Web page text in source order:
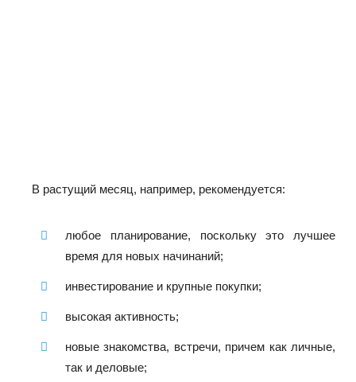
В растущий месяц, например, рекомендуется:
любое планирование, поскольку это лучшее
время для новых начинаний;
инвестирование и крупные покупки;
высокая активность;
новые знакомства, встречи, причем как личные,
так и деловые;